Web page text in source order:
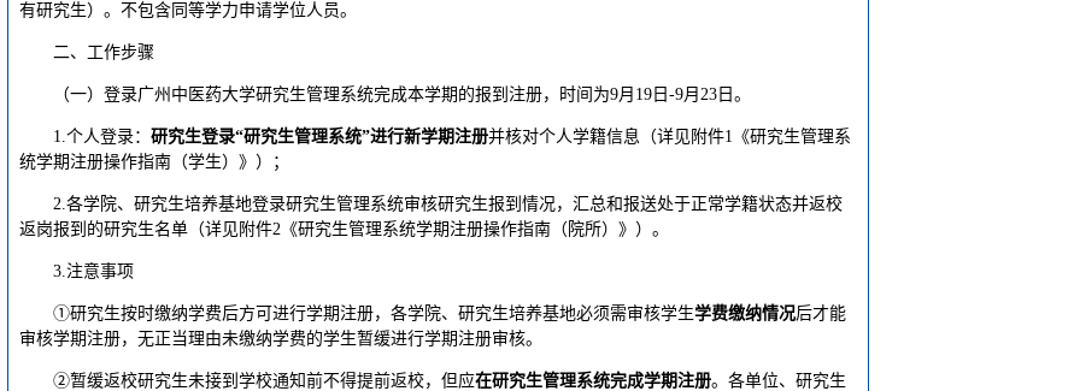
有研究生）。不包含同等学力申请学位人员。
二、工作步骤
（一）登录广州中医药大学研究生管理系统完成本学期的报到注册，时间为9月19日-9月23日。
1.个人登录： 研究生登录“研究生管理系统”进行新学期注册并核对个人学籍信息（详见附件1《研究生管理系
统学期注册操作指南（学生）》）；
2.各学院、研究生培养基地登录研究生管理系统审核研究生报到情况，汇总和报送处于正常学籍状态并返校
返岗报到的研究生名单（详见附件2《研究生管理系统学期注册操作指南（院所）》）。
3.注意事项
①研究生按时缴纳学费后方可进行学期注册，各学院、研究生培养基地必须需审核学生学费缴纳情况后才能
审核学期注册，无正当理由未缴纳学费的学生暂缓进行学期注册审核。
②暂缓返校研究生未接到学校通知前不得提前返校，但应在研究生管理系统完成学期注册。各单位、研究生